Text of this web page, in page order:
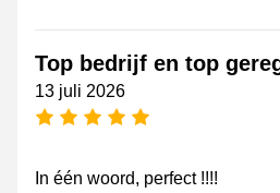
Top bedrijf en top
13 juli 2026
5 sterren
In één woord, perfect !!!!